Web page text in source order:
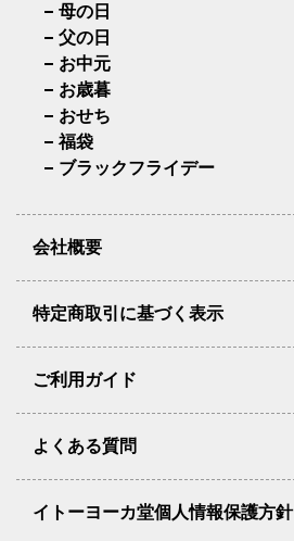
母の日
父の日
お中元
お歳暮
おせち
福袋
ブラックフライデー
会社概要
特定商取引に基づく表示
ご利用ガイド
よくある質問
イトーヨーカ堂個人情報保護方針